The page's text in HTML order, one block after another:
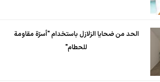
الحد من ضحايا الزلازل باستخدام "أسرّة مقاومة
للحطام"